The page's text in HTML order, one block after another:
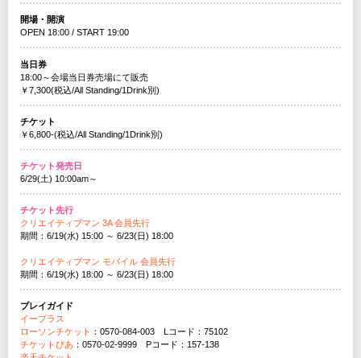
開場・開演
OPEN 18:00 / START 19:00
当日券
18:00～会場当日券売場にて販売
￥7,300(税込/All Standing/1Drink別)
チケット
￥6,800-(税込/All Standing/1Drink別)
チケット発売日
6/29(土) 10:00am～
チケット先行
クリエイティブマン 3A 会員先行
期間：6/19(水) 15:00 ～ 6/23(日) 18:00
クリエイティブマン モバイル 会員先行
期間：6/19(水) 18:00 ～ 6/23(日) 18:00
プレイガイド
イープラス
ローソンチケット ：0570-084-003 Lコード：75102
チケットぴあ ：0570-02-9999 Pコード：157-138